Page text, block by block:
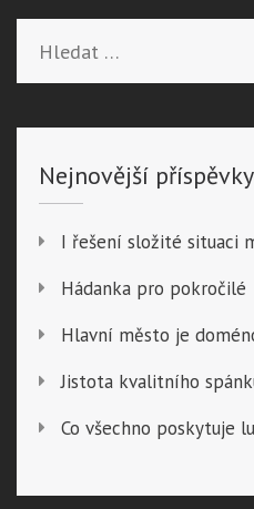
příspěvek
Nejnovější příspěvky
I řešení složité situaci
Hádanka pro pokročilé
Hlavní město je
Jistota kvalitního
Co všechno poskytuje